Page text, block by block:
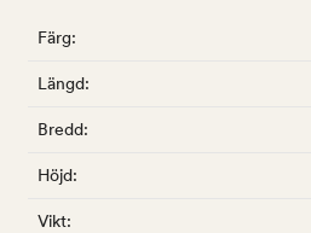
Färg:
Längd:
Bredd:
Höjd:
Vikt: